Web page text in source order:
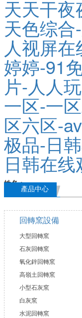
產品中心
回轉窯設備
大型回轉窯
石灰回轉窯
氧化鋅回轉窯
高嶺土回轉窯
小型石灰窯
白灰窯
水泥回轉窯